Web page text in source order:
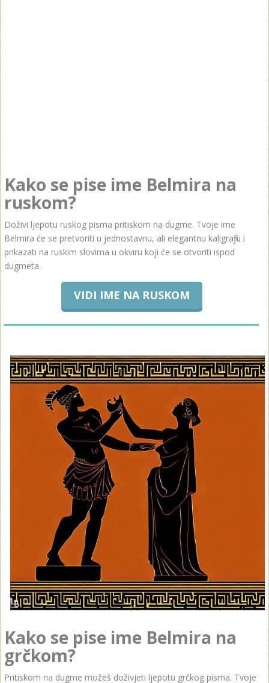
Kako se pise ime Belmira na
ruskom?
Doživi ljepotu ruskog pisma pritiskom na dugme. Tvoje ime
Belmira će se pretvoriti u jednostavnu, ali elegantnu kaligrafiju i
prikazati na ruskim slovima u okviru koji će se otvoriti ispod
dugmeta.
VIDI IME NA RUSKOM
Kako se pise ime Belmira na
grčkom?
Pritiskom na dugme možeš doživjeti ljepotu grčkog pisma. Tvoje